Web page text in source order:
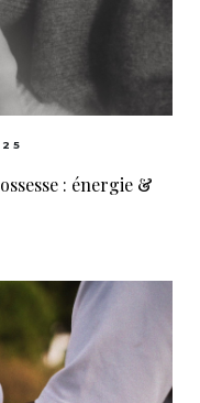
: énergie &